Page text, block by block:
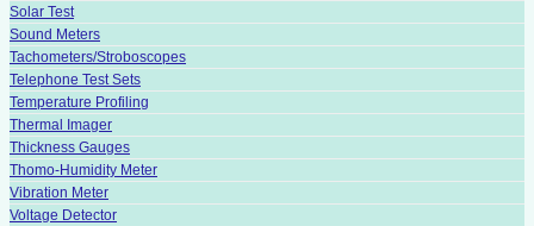
Solar Test
Sound Meters
Tachometers/Stroboscopes
Telephone Test Sets
Temperature Profiling
Thermal Imager
Thickness Gauges
Thomo-Humidity Meter
Vibration Meter
Voltage Detector